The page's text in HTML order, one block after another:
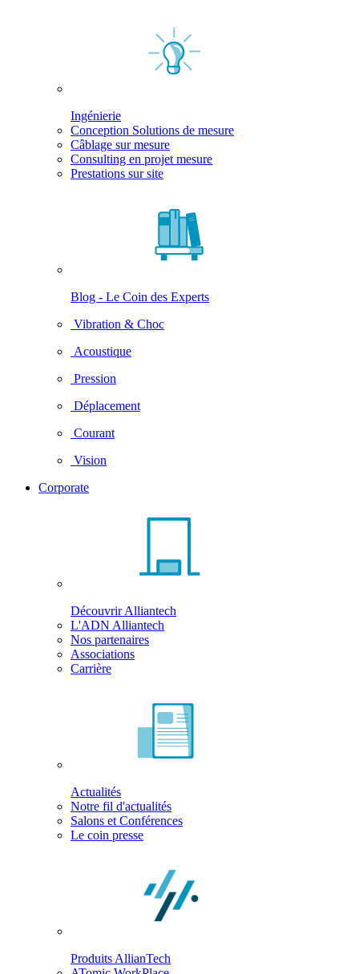
Ingénierie
Conception Solutions de mesure
Câblage sur mesure
Consulting en projet mesure
Prestations sur site
Blog - Le Coin des Experts
Vibration & Choc
Acoustique
Pression
Déplacement
Courant
Vision
Corporate
Découvrir Alliantech
L'ADN Alliantech
Nos partenaires
Associations
Carrière
Actualités
Notre fil d'actualités
Salons et Conférences
Le coin presse
Produits AllianTech